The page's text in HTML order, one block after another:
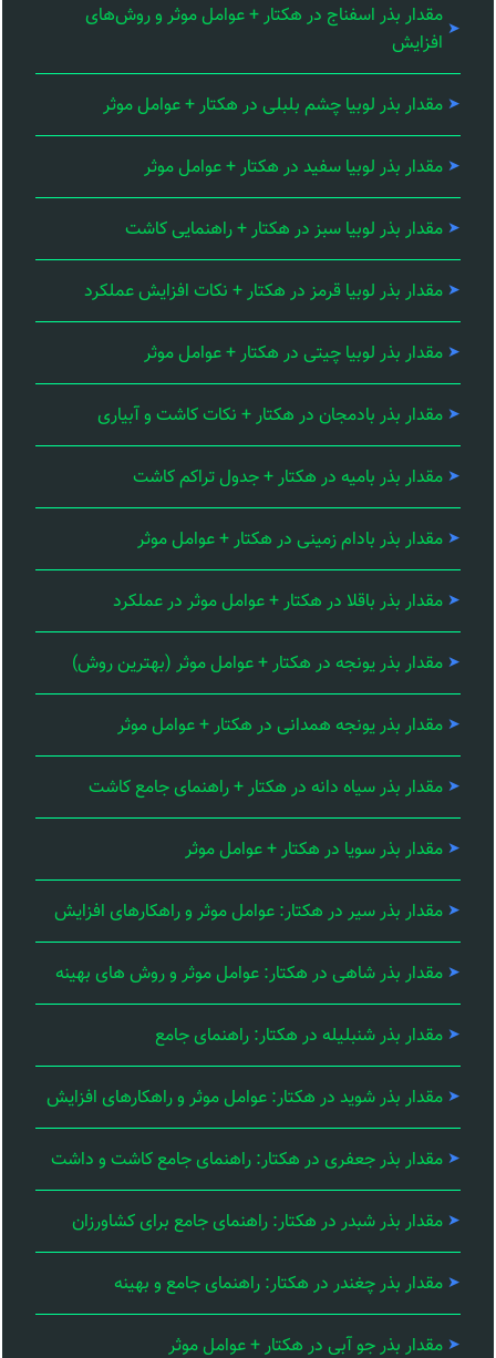
مقدار بذر اسفناج در هکتار + عوامل موثر و روش‌های
افزایش
مقدار بذر لوبیا چشم بلبلی در هکتار + عوامل موثر
مقدار بذر لوبیا سفید در هکتار + عوامل موثر
مقدار بذر لوبیا سبز در هکتار + راهنمایی کاشت
مقدار بذر لوبیا قرمز در هکتار + نکات افزایش عملکرد
مقدار بذر لوبیا چیتی در هکتار + عوامل موثر
مقدار بذر بادمجان در هکتار + نکات کاشت و آبیاری
مقدار بذر بامیه در هکتار + جدول تراکم کاشت
مقدار بذر بادام زمینی در هکتار + عوامل موثر
مقدار بذر باقلا در هکتار + عوامل موثر در عملکرد
مقدار بذر یونجه در هکتار + عوامل موثر (بهترین روش)
مقدار بذر یونجه همدانی در هکتار + عوامل موثر
مقدار بذر سیاه دانه در هکتار + راهنمای جامع کاشت
مقدار بذر سویا در هکتار + عوامل موثر
مقدار بذر سیر در هکتار: عوامل موثر و راهکارهای افزایش
مقدار بذر شاهی در هکتار: عوامل موثر و روش های بهینه
مقدار بذر شنبلیله در هکتار: راهنمای جامع
مقدار بذر شوید در هکتار: عوامل موثر و راهکارهای افزایش
مقدار بذر جعفری در هکتار: راهنمای جامع کاشت و داشت
مقدار بذر شبدر در هکتار: راهنمای جامع برای کشاورزان
مقدار بذر چغندر در هکتار: راهنمای جامع و بهینه
مقدار بذر جو آبی در هکتار + عوامل موثر